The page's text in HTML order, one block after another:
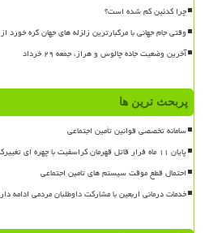
چرا کدئین کم شده است؟
وقتی جام جهانی با مرگبارترین زلزله های جهان گره خورد
آخرین وضعیت جاده چالوس و هراز، جمعه ۲۹ خرداد
پربحث ترین ها
سامانه تخصصی قوانین تأمین اجتماعی
پایان ۱۱ ماه فرار قاتل قهرمان کراسفیت با چهره ای تغییرکرده دستگیر شد
احتمال قطع موقت سیستم های تامین اجتماعی
خدمات درمانی اربعین با مشارکت داوطلبان مردمی ادامه